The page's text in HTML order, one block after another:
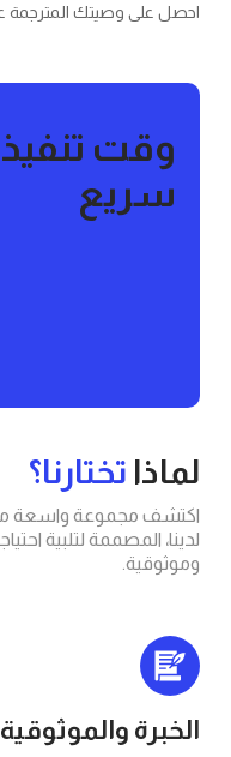
المترجمة على الفور،
تنفيذ
نحن
دون
تختارنا؟
واسعة من خدمات
لتلبية احتياجات
والموثوقية